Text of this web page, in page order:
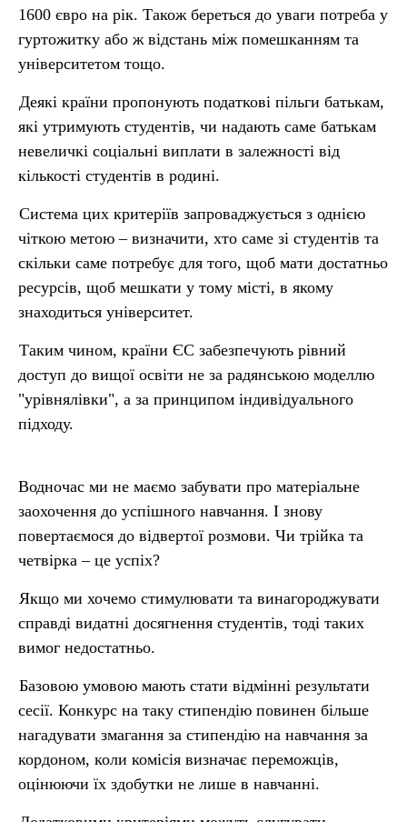
1600 євро на рік. Також береться до уваги потреба у
гуртожитку або ж відстань між помешканням та
університетом тощо.
Деякі країни пропонують податкові пільги батькам,
які утримують студентів, чи надають саме батькам
невеличкі соціальні виплати в залежності від
кількості студентів в родині.
Система цих критеріїв запроваджується з однією
чіткою метою – визначити, хто саме зі студентів та
скільки саме потребує для того, щоб мати достатньо
ресурсів, щоб мешкати у тому місті, в якому
знаходиться університет.
Таким чином, країни ЄС забезпечують рівний
доступ до вищої освіти не за радянською моделлю
"урівнялівки", а за принципом індивідуального
підходу.
Водночас ми не маємо забувати про матеріальне
заохочення до успішного навчання. І знову
повертаємося до відвертої розмови. Чи трійка та
четвірка – це успіх?
Якщо ми хочемо стимулювати та винагороджувати
справді видатні досягнення студентів, тоді таких
вимог недостатньо.
Базовою умовою мають стати відмінні результати
сесії. Конкурс на таку стипендію повинен більше
нагадувати змагання за стипендію на навчання за
кордоном, коли комісія визначає переможців,
оцінюючи їх здобутки не лише в навчанні.